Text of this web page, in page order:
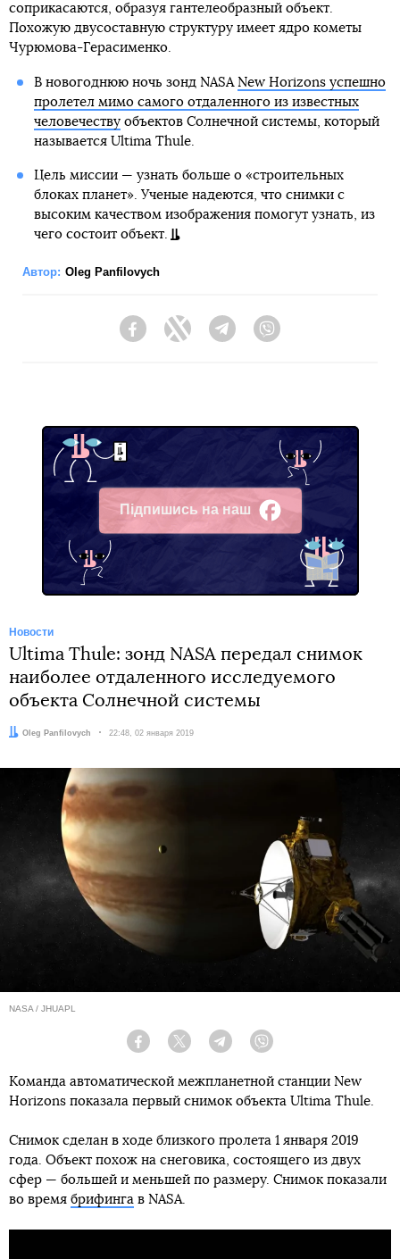
соприкасаются, образуя гантелеобразный объект.
Похожую двусоставную структуру имеет ядро кометы
Чурюмова-Герасименко.
В новогоднюю ночь зонд NASA New Horizons успешно
пролетел мимо самого отдаленного из известных
человечествуобъектов Солнечной системы, который
называется Ultima Thule.
Цель миссии — узнать больше о «строительных
блоках планет». Ученые надеются, что снимки с
высоким качеством изображения помогут узнать, из
чего состоит объект.
Автор: Oleg Panfilovych
FacebookTwitter Telegram
Підпишись на наш
Facebook
Новости
Ultima Thule: зонд NASA передал снимок
наиболее отдаленного исследуемого
объекта Солнечной системы
Автор:
Oleg Panfilovych Дата:
22:48, 02 января 2019
NASA / JHUAPL
Facebook Twitter Telegram
Команда автоматической межпланетной станции New
Horizons показала первый снимок объекта Ultima Thule.
Снимок сделан в ходе близкого пролета 1 января 2019
года. Объект похож на снеговика, состоящего из двух
сфер — большей и меньшей по размеру. Снимок показали
во время брифинга в NASA.